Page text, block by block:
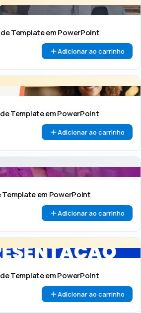
Template em PowerPoint
Adicionar ao carrinho
Template em PowerPoint
Adicionar ao carrinho
Template em PowerPoint
Adicionar ao carrinho
Template em PowerPoint
Adicionar ao carrinho